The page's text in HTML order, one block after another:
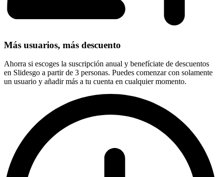
Más usuarios, más descuento
Ahorra si escoges la suscripción anual y benefíciate de descuentos
en Slidesgo a partir de 3 personas. Puedes comenzar con solamente
un usuario y añadir más a tu cuenta en cualquier momento.